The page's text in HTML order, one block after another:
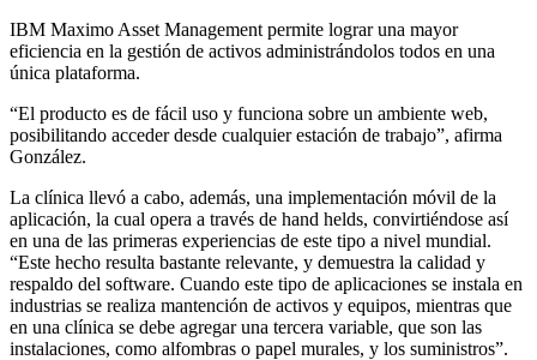
IBM Maximo Asset Management permite lograr una mayor
eficiencia en la gestión de activos administrándolos todos en una
única plataforma.
“El producto es de fácil uso y funciona sobre un ambiente web,
posibilitando acceder desde cualquier estación de trabajo”, afirma
González.
La clínica llevó a cabo, además, una implementación móvil de la
aplicación, la cual opera a través de hand helds, convirtiéndose así
en una de las primeras experiencias de este tipo a nivel mundial.
“Este hecho resulta bastante relevante, y demuestra la calidad y
respaldo del software. Cuando este tipo de aplicaciones se instala en
industrias se realiza mantención de activos y equipos, mientras que
en una clínica se debe agregar una tercera variable, que son las
instalaciones, como alfombras o papel murales, y los suministros”.